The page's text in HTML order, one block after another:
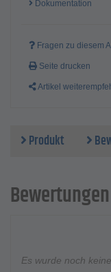
Dokumentation
Fragen zu diesem
Seite drucken
Artikel
Produkt
Bewertungen
Es wurde noch